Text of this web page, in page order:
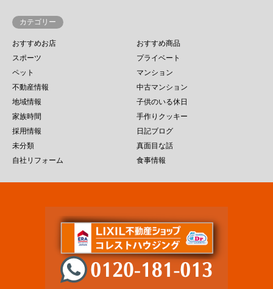
カテゴリー
おすすめお店
おすすめ商品
スポーツ
プライベート
ペット
マンション
不動産情報
中古マンション
地域情報
子供のいる休日
家族時間
手作りクッキー
採用情報
日記ブログ
未分類
真面目な話
自社リフォーム
食事情報